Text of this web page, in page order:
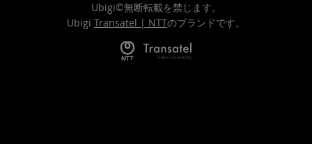
Ubigi©無断転載を禁じます。
Ubigi Transatel | NTTのブランドです。